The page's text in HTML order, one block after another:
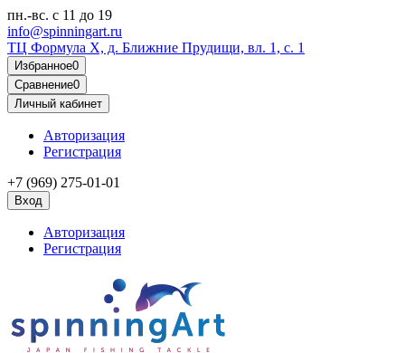
пн.-вс. с 11 до 19
info@spinningart.ru
ТЦ Формула X, д. Ближние Прудищи, вл. 1, с. 1
Избранное0
Сравнение0
Личный кабинет
Авторизация
Регистрация
+7 (969) 275-01-01
Вход
Авторизация
Регистрация